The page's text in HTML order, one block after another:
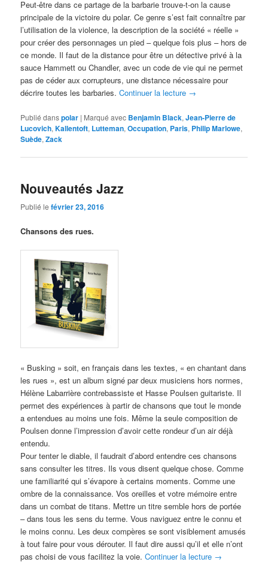
Peut-être dans ce partage de la barbarie trouve-t-on la cause
principale de la victoire du polar. Ce genre s’est fait connaître par
l’utilisation de la violence, la description de la société « réelle »
pour créer des personnages un pied – quelque fois plus – hors de
ce monde. Il faut de la distance pour être un détective privé à la
sauce Hammett ou Chandler, avec un code de vie qui ne permet
pas de céder aux corrupteurs, une distance nécessaire pour
décrire toutes les barbaries.Continuer la lecture →
Publié danspolar | Marqué avec Benjamin Black,Jean-Pierre de
Lucovich,Kallentoft, Lutteman,Occupation, Paris, Philip Marlowe,
Suède,Zack
Nouveautés Jazz
Publié lefévrier 23, 2016
Chansons des rues.
« Busking » soit, en français dans les textes, « en chantant dans
les rues », est un album signé par deux musiciens hors normes,
Hélène Labarrière contrebassiste et Hasse Poulsen guitariste. Il
permet des expériences à partir de chansons que tout le monde
a entendues au moins une fois. Même la seule composition de
Poulsen donne l’impression d’avoir cette rondeur d’un air déjà
entendu.
Pour tenter le diable, il faudrait d’abord entendre ces chansons
sans consulter les titres. Ils vous disent quelque chose. Comme
une familiarité qui s’évapore à certains moments. Comme une
ombre de la connaissance. Vos oreilles et votre mémoire entre
dans un combat de titans. Mettre un titre semble hors de portée
– dans tous les sens du terme. Vous naviguez entre le connu et
le moins connu. Les deux compères se sont visiblement amusés
à tout faire pour vous dérouter. Il faut dire aussi qu’il et elle n’ont
pas choisi de vous facilitez la voie.Continuer la lecture →